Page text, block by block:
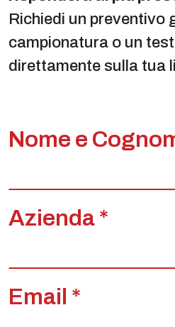
Richiedi un preventivo
campionatura o un
direttamente sulla tua
Nome e
Azienda *
Email *